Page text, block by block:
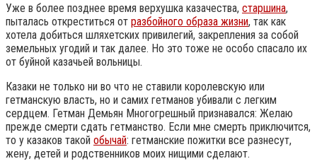
Уже в более позднее время верхушка казачества, старшина,
пыталась откреститься от разбойного образа жизни, так как
хотела добиться шляхетских привилегий, закрепления за собой
земельных угодий и так далее. Но это тоже не особо спасало их
от буйной казачьей вольницы.
Казаки не только ни во что не ставили королевскую или
гетманскую власть, но и самих гетманов убивали с легким
сердцем. Гетман Демьян Многогрешный признавался: Желаю
прежде смерти сдать гетманство. Если мне смерть приключится,
то у казаков такой обычай: гетманские пожитки все разнесут,
жену, детей и родственников моих нищими сделают.